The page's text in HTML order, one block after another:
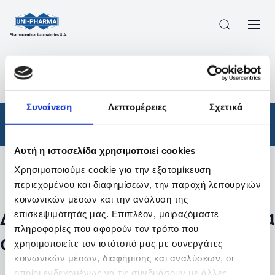
Συναίνεση Λεπτομέρειες Σχετικά
Αυτή η ιστοσελίδα χρησιμοποιεί cookies
Χρησιμοποιούμε cookie για την εξατομίκευση
περιεχομένου και διαφημίσεων, την παροχή λειτουργιών
κοινωνικών μέσων και την ανάλυση της
επισκεψιμότητάς μας. Επιπλέον, μοιραζόμαστε
πληροφορίες που αφορούν τον τρόπο που
χρησιμοποιείτε τον ιστότοπό μας με συνεργάτες
κοινωνικών μέσων, διαφήμισης και αναλύσεων, οι
οποίοι ενδεχομένως να τις συνδυάσουν με άλλες
ΠΡΟΪΟΝΤΑ
ΑΠΟΤΕΛΕΣΜΑΤΑ ΑΝΑΖΗΤΗΣΗΣ
Φάρμακα
Φίλτρα
Δεν βρέθηκαν προϊόντα με τα
συγκεκριμένα φίλτρα